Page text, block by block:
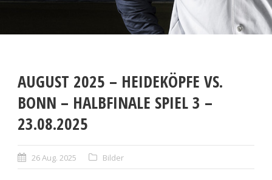
AUGUST 2025 – HEIDEKÖPFE VS.
BONN – HALBFINALE SPIEL 3 –
23.08.2025
26 Aug. 2025 Bilder